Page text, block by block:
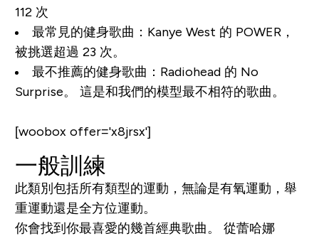
112 次
最常見的健身歌曲 ：Kanye West 的 POWER ，
被挑選超過 23 次。
最不推薦的健身歌曲 ：Radiohead 的 No
Surprise。 這是和我們的模型最不相符的歌曲。
[woobox offer='x8jrsx']
一般訓練
此類別包括所有類型的運動，無論是有氧運動，舉
重運動還是全方位運動。
你會找到你最喜愛的幾首經典歌曲。 從蕾哈娜